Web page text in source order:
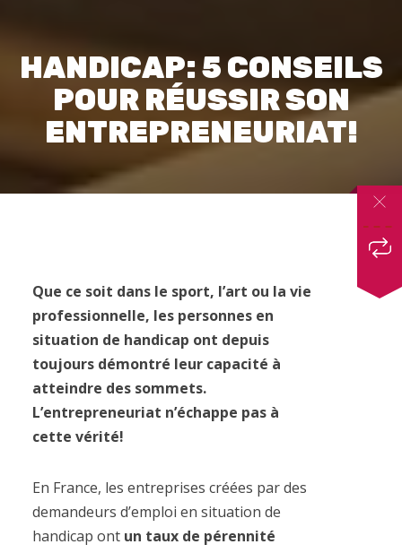
HANDICAP: 5 CONSEILS
POUR RÉUSSIR SON
ENTREPRENEURIAT!
Que ce soit dans le sport, l’art ou la vie
professionnelle, les personnes en
situation de handicap ont depuis
toujours démontré leur capacité à
atteindre des sommets.
L’entrepreneuriat n’échappe pas à
cette vérité!
En France, les entreprises créées par des
demandeurs d’emploi en situation de
handicap ont un taux de pérennité